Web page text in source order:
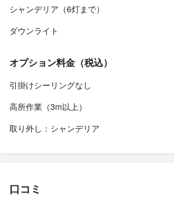
シャンデリア（6灯まで）
ダウンライト
オプション料金（税込）
引掛けシーリングなし
高所作業（3m以上）
取り外し：シャンデリア
口コミ